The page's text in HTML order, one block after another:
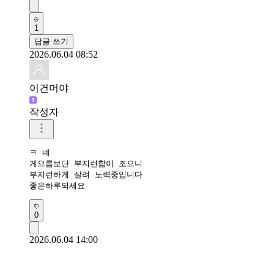
1
답글 쓰기
2026.06.04 08:52
이건머야
작성자
ㅋ 네
게으름보단 부지런함이 조으니
부지런하게 살려 노력중입니다
좋은하루되세요
0
2026.06.04 14:00